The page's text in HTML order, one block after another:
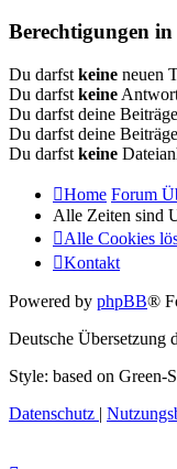
Berechtigungen
Du darfst keine neuen
Du darfst keine
Du darfst deine
Du darfst deine
Du darfst keine
Home Forum
Alle Zeiten sind
Alle Cookies
Kontakt
Powered by phpBB®
Deutsche Übersetzung
Style: based on Green-
Datenschutz |